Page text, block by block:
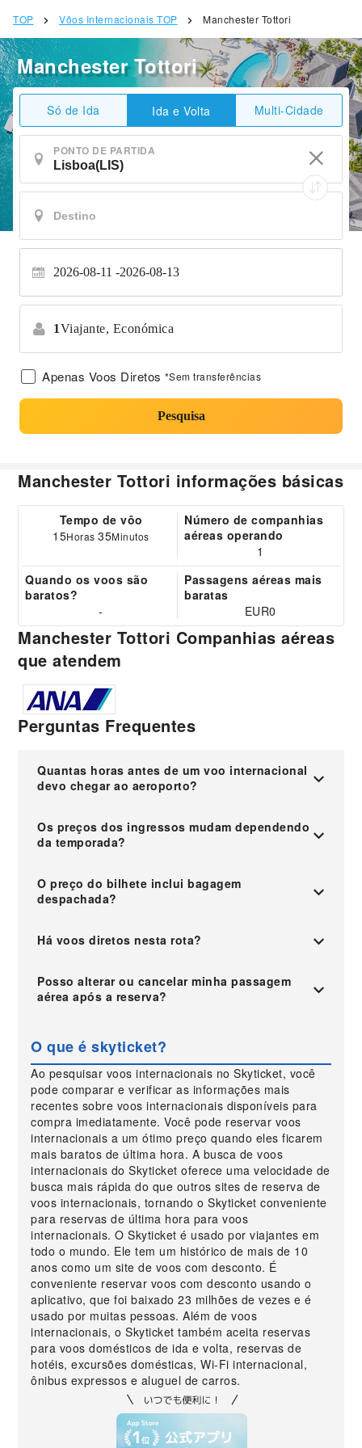
TOP Vôos Internacionais TOP Manchester Tottori
Manchester Tottori
Só de Ida Ida e Volta Multi-Cidade
PONTO DE PARTIDA
2026-08-11 2026-08-13
1Viajante, Económica
Apenas Voos Diretos *Sem transferências
Pesquisa
Manchester Tottori informações básicas
Tempo de vôo
15Horas35Minutos
Número de companhias
aéreas operando
1
Quando os voos são
baratos?
-
Passagens aéreas mais
baratas
EUR0
Manchester Tottori Companhias aéreas
que atendem
Perguntas Frequentes
Quantas horas antes de um voo internacional
devo chegar ao aeroporto?
Os preços dos ingressos mudam dependendo
da temporada?
O preço do bilhete inclui bagagem
despachada?
Há voos diretos nesta rota?
Posso alterar ou cancelar minha passagem
aérea após a reserva?
O que é skyticket?
Ao pesquisar voos internacionais no Skyticket, você
pode comparar e verificar as informações mais
recentes sobre voos internacionais disponíveis para
compra imediatamente. Você pode reservar voos
internacionais a um ótimo preço quando eles ficarem
mais baratos de última hora. A busca de voos
internacionais do Skyticket oferece uma velocidade de
busca mais rápida do que outros sites de reserva de
voos internacionais, tornando o Skyticket conveniente
para reservas de última hora para voos
internacionais. O Skyticket é usado por viajantes em
todo o mundo. Ele tem um histórico de mais de 10
anos como um site de voos com desconto. É
conveniente reservar voos com desconto usando o
aplicativo, que foi baixado 23 milhões de vezes e é
usado por muitas pessoas. Além de voos
internacionais, o Skyticket também aceita reservas
para voos domésticos de ida e volta, reservas de
hotéis, excursões domésticas, Wi-Fi internacional,
ônibus expressos e aluguel de carros.